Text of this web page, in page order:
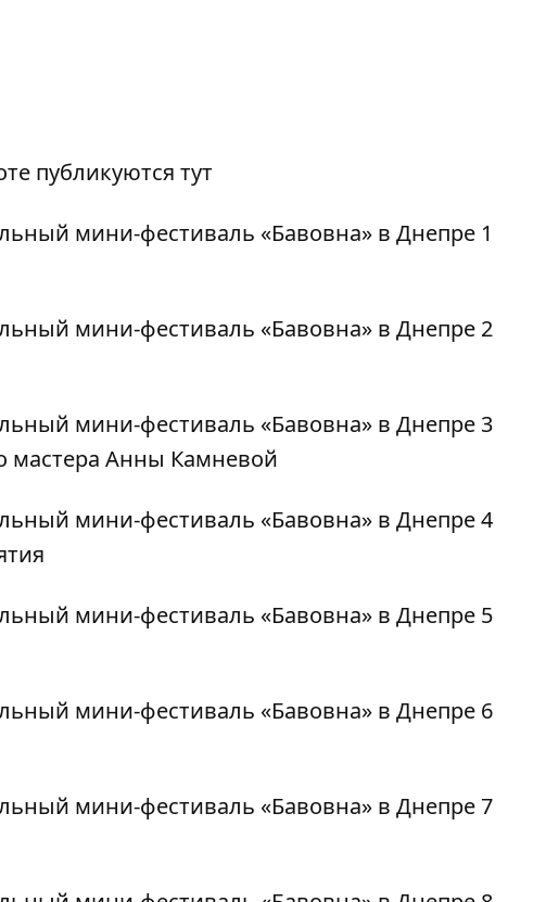
публикуются тут
мастера Анны Камневой